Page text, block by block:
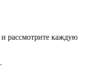
и рассмотрите каждую